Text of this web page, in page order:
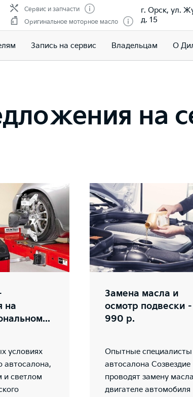
Сервис и запчасти
Оригинальное моторное масло
г. Орск, ул.
д. 15
Запись на сервис Владельцам О
на
на
условиях
автосалона,
и светлом
Замена масла и
осмотр подвески -
990 р.
Опытные специалисты
автосалона Созвездие
проводят замену
двигателе автомобиля